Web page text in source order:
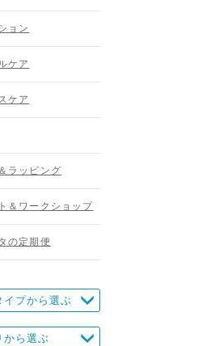
ョン
ケア
ケア
ラッピング
＆ワークショップ
の定期便
イプから選ぶ
から選ぶ